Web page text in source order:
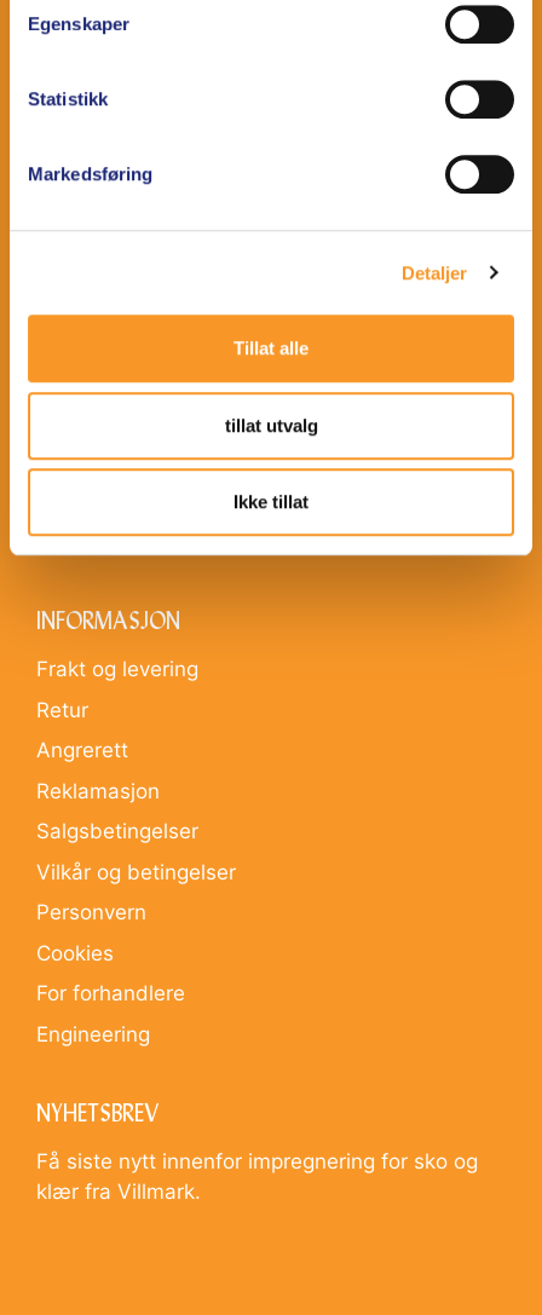
Egenskaper
Statistikk
Markedsføring
Detaljer
Tillat alle
tillat utvalg
Ikke tillat
Sko
HVORDAN IMPREGNERE
Sko
Miljø
KONTAKT
Distributører
INFORMASJON
Frakt og levering
Retur
Angrerett
Reklamasjon
Salgsbetingelser
Vilkår og betingelser
Personvern
Cookies
For forhandlere
Engineering
NYHETSBREV
Få siste nytt innenfor impregnering for sko og
klær fra Villmark.